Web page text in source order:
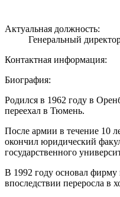
Актуальная должность:
Генеральный
Контактная информация:
Биография:
Родился в 1962 году в
переехал в Тюмень.
После армии в течение 10
окончил юридический
государственного
В 1992 году основал фирму
впоследствии переросла в